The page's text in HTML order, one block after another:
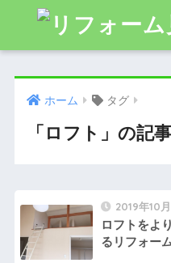
ホーム タグ
「ロフト」の記
2019年10
ロフトをよ
るリフォー